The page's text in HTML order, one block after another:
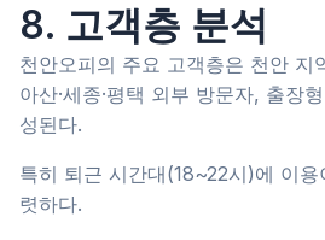
8. 고객층 분석
천안오피의 주요 고객층은 천안 지
아산·세종·평택 외부 방문자, 출장
성된다.
특히 퇴근 시간대(18~22시)에 이
렷하다.